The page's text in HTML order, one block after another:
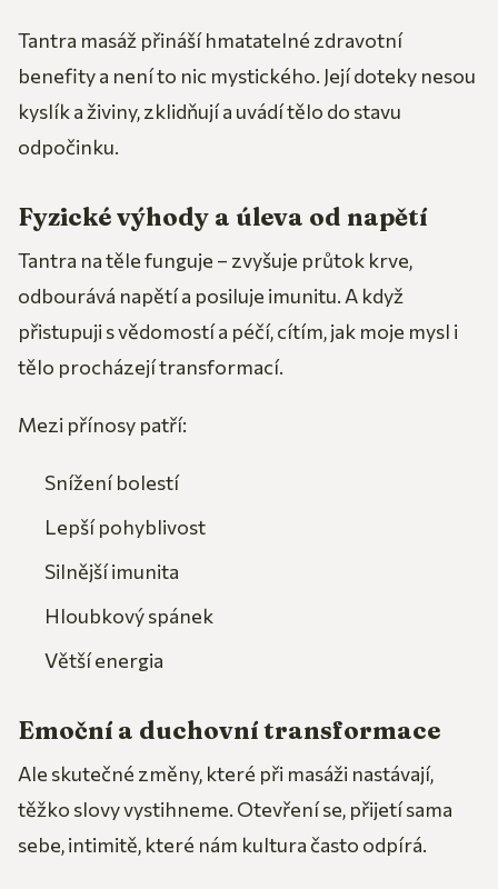
Tantra masáž přináší hmatatelné zdravotní
benefity a není to nic mystického. Její doteky nesou
kyslík a živiny, zklidňují a uvádí tělo do stavu
odpočinku.
Fyzické výhody a úleva od napětí
Tantra na těle funguje – zvyšuje průtok krve,
odbourává napětí a posiluje imunitu. A když
přistupuji s vědomostí a péčí, cítím, jak moje mysl i
tělo procházejí transformací.
Mezi přínosy patří:
Snížení bolestí
Lepší pohyblivost
Silnější imunita
Hloubkový spánek
Větší energia
Emoční a duchovní transformace
Ale skutečné změny, které při masáži nastávají,
těžko slovy vystihneme. Otevření se, přijetí sama
sebe, intimitě, které nám kultura často odpírá.